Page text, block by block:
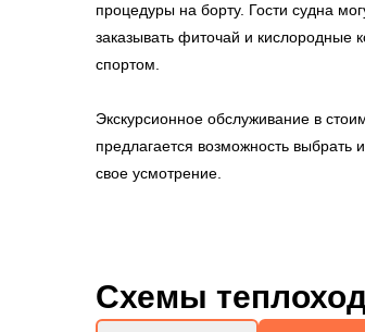
процедуры на борту. Гости судна
заказывать фиточай и кислородные
спортом.
Экскурсионное обслуживание в
предлагается возможность выбрать
свое усмотрение.
Схемы